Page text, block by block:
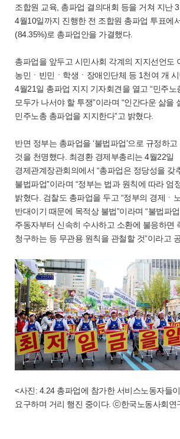
조합원 교육, 총파업 결의대회 등을 거쳐 지난
4월10일까지 진행한 전 조합원 총파업 투표에
(84.35%)로 총파업안을 가결했다.
총파업을 앞두고 시민사회 각계의 지지선언도
농민ㆍ빈민ㆍ학생ㆍ장애인단체 등 1천여 개
4월21일 총파업 지지 기자회견을 열고 “민주노
모두가 나서야 할 투쟁”이라며 “인간다운 삶을
민주노총 총파업을 지지한다”고 밝혔다.
반면 정부는 총파업을 ‘불법파업’으로 규정하
것을 천명했다. 최경환 경제부총리는 4월22일
경제관계장관회의에서 “총파업은 정당성을 갖
불법파업”이라며 “정부는 법과 원칙에 따라 엄
밝혔다. 검찰도 총파업을 두고 “정부의 경제ㆍ
반대이기 때문에 목적상 불법”이라며 “불법파
주동자부터 신속히 수사하고 소환에 불응하면
청구하는 등 무관용 원칙을 관철할 것”이라고
<사진: 4.24 총파업에 참가한 서비스노동자들
요구하며 거리 행진 중이다. ⓒ한국노동사회연